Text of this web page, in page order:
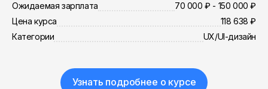
Ожидаемая зарплата
70 000 ₽ - 150 000 ₽
Цена курса
118 638 ₽
Категории
UX/UI-дизайн
Узнать подробнее о курсе